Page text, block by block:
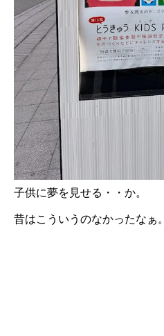
子供に夢を見せる・・か。
昔はこういうのなかったなぁ。